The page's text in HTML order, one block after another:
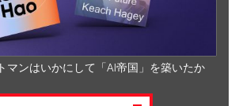
マンはいかにして「AI帝国」を築いたか